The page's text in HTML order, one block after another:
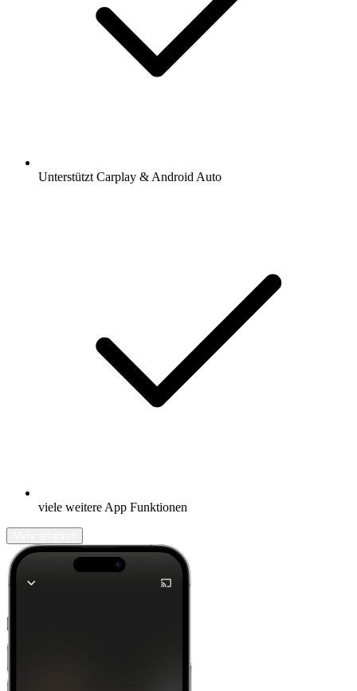
Unterstützt Carplay & Android Auto
viele weitere App Funktionen